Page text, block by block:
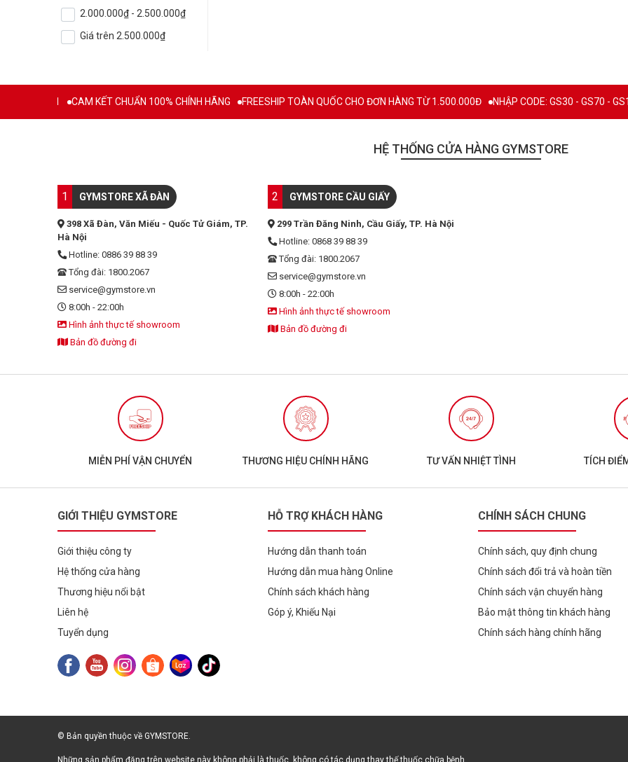
2.000.000₫ - 2.500.000₫
Giá trên 2.500.000₫
CAM KẾT CHUẨN 100% CHÍNH HÃNG FREESHIP TOÀN QUỐC CHO ĐƠN HÀNG TỪ 1.500.000Đ NHẬP CODE: GS30 - GS70 -
HỆ THỐNG CỬA HÀNG GYMSTORE
1 GYMSTORE XÃ ĐÀN
398 Xã Đàn, Văn Miếu - Quốc Tử Giám, TP.
Hà Nội
Hotline: 0886 39 88 39
Tổng đài: 1800.2067
service@gymstore.vn
8:00h - 22:00h
Hình ảnh thực tế showroom
Bản đồ đường đi
2 GYMSTORE CẦU GIẤY
299 Trần Đăng Ninh, Cầu Giấy, TP. Hà Nội
Hotline: 0868 39 88 39
Tổng đài: 1800.2067
service@gymstore.vn
8:00h - 22:00h
Hình ảnh thực tế showroom
Bản đồ đường đi
MIỄN PHÍ VẬN CHUYỂN THƯƠNG HIỆU CHÍNH HÃNG TƯ VẤN NHIỆT TÌNH TÍCH
GIỚI THIỆU GYMSTORE
Giới thiệu công ty
Hệ thống cửa hàng
Thương hiệu nổi bật
Liên hệ
Tuyển dụng
HỖ TRỢ KHÁCH HÀNG
Hướng dẫn thanh toán
Hướng dẫn mua hàng Online
Chính sách khách hàng
Góp ý, Khiếu Nại
CHÍNH SÁCH CHUNG
Chính sách, quy định chung
Chính sách đổi trả và hoàn tiền
Chính sách vận chuyển hàng
Bảo mật thông tin khách hàng
Chính sách hàng chính hãng
© Bản quyền thuộc về GYMSTORE.
Những sản phẩm đăng trên website này không phải là thuốc, không có tác dụng thay thế thuốc chữa bệnh.